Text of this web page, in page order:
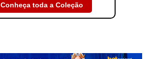
Conheça toda a Coleção